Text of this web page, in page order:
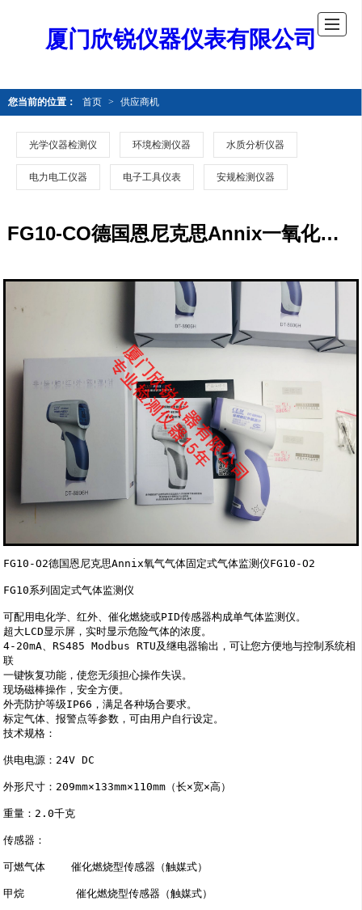
厦门欣锐仪器仪表有限公司
您当前的位置： 首页 > 供应商机
光学仪器检测仪 环境检测仪器 水质分析仪器
电力电工仪器 电子工具仪表 安规检测仪器
FG10-CO德国恩尼克思Annix一氧化碳气体体固定式气体监测仪FG10-CO
FG10-O2德国恩尼克思Annix氧气气体固定式气体监测仪FG10-O2
FG10系列固定式气体监测仪
可配用电化学、红外、催化燃烧或PID传感器构成单气体监测仪。
超大LCD显示屏，实时显示危险气体的浓度。
4-20mA、RS485 Modbus RTU及继电器输出，可让您方便地与控制系统相
联
一键恢复功能，使您无须担心操作失误。
现场磁棒操作，安全方便。
外壳防护等级IP66，满足各种场合要求。
标定气体、报警点等参数，可由用户自行设定。
技术规格：
供电电源：24V DC
外形尺寸：209mm×133mm×110mm（长×宽×高）
重量：2.0千克
传感器：
可燃气体    催化燃烧型传感器（触媒式）
甲烷        催化燃烧型传感器（触媒式）